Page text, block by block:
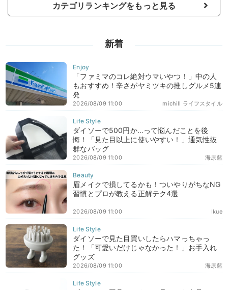
カテゴリランキングをもっと見る
新着
「ファミマのコレ絶対ウマいやつ！」中の人
もおすすめ！辛さがヤミツキの推しグルメ5連
発
michill ライフスタイル
2026/08/09 11:00
ダイソーで500円か…って悩んだことを後
悔！「見た目以上に使いやすい！」通気性抜
群なバッグ
海原藍
2026/08/09 11:00
眉メイクで損してるかも！ついやりがちなNG
習慣とプロが教える正解テク4選
Ikue
2026/08/09 11:00
ダイソーで見た目買いしたらハマっちゃっ
た！「可愛いだけじゃなかった！」お手入れ
グッズ
海原藍
2026/08/09 11:00